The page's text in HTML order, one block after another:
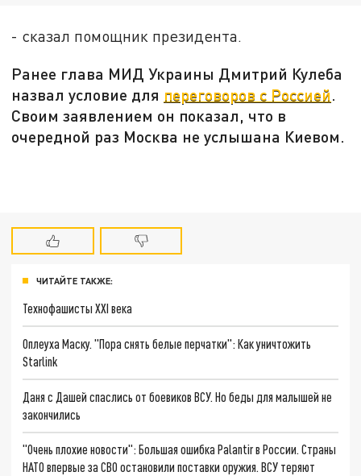
- сказал помощник президента.
Ранее глава МИД Украины Дмитрий Кулеба
назвал условие для переговоров с Россией.
Своим заявлением он показал, что в
очередной раз Москва не услышана Киевом.
ЧИТАЙТЕ ТАКЖЕ:
Технофашисты XXI века
Оплеуха Маску. "Пора снять белые перчатки": Как уничтожить
Starlink
Даня с Дашей спаслись от боевиков ВСУ. Но беды для малышей не
закончились
"Очень плохие новости": Большая ошибка Palantir в России. Страны
НАТО впервые за СВО остановили поставки оружия. ВСУ теряют